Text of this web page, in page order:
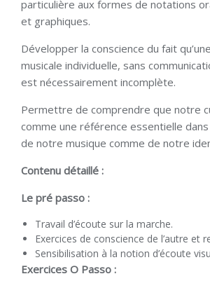
particulière aux formes de notations
et graphiques.
Développer la conscience du fait
musicale individuelle, sans
est nécessairement incomplète.
Permettre de comprendre que notre
comme une référence essentielle
de notre musique comme de notre
Contenu détaillé :
Le pré passo :
Travail d’écoute sur la marche.
Exercices de conscience de l’autre et
Sensibilisation à la notion d’écoute
Exercices O Passo :